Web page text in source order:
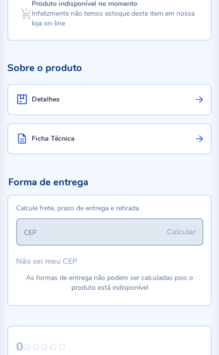
Produto indisponível no momento
Infelizmente não temos estoque deste item em nossa
loja on-line
Sobre o produto
Detalhes
Ficha Técnica
0
Forma de entrega
Calcule frete, prazo de entrega e retirada
Calcular
CEP
Não sei meu CEP
As formas de entrega não podem ser calculadas pois o
produto está indisponível